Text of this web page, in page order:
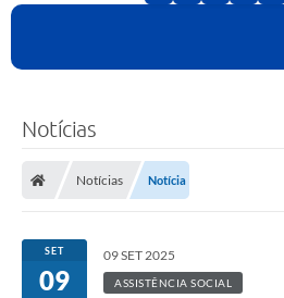
Notícias
Notícias Notícia
SET
09
09 SET 2025
ASSISTÊNCIA SOCIAL